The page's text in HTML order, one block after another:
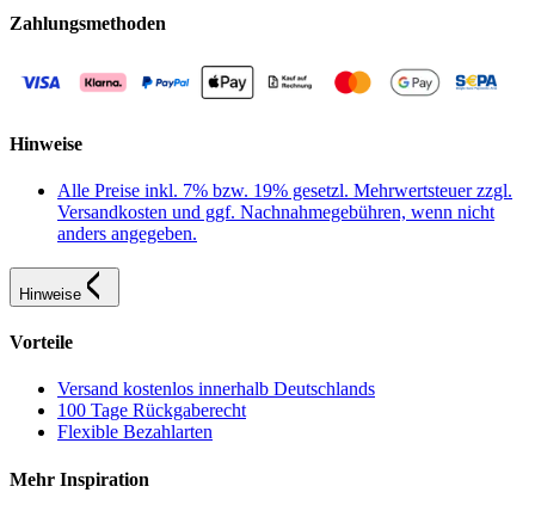
Zahlungsmethoden
Hinweise
Alle Preise inkl. 7% bzw. 19% gesetzl. Mehrwertsteuer zzgl.
Versandkosten und ggf. Nachnahmegebühren, wenn nicht
anders angegeben.
Hinweise
Vorteile
Versand kostenlos innerhalb Deutschlands
100 Tage Rückgaberecht
Flexible Bezahlarten
Mehr Inspiration